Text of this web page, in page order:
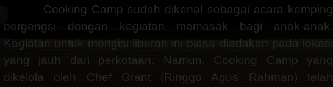
Cooking Camp sudah dikenal sebagai acara kemping
bergengsi dengan kegiatan memasak bagi anak-anak.
Kegiatan untuk mengisi liburan ini biasa diadakan pada lokasi
yang jauh dari perkotaan. Namun, Cooking Camp yang
dikelola oleh Chef Grant (Ringgo Agus Rahman) telah